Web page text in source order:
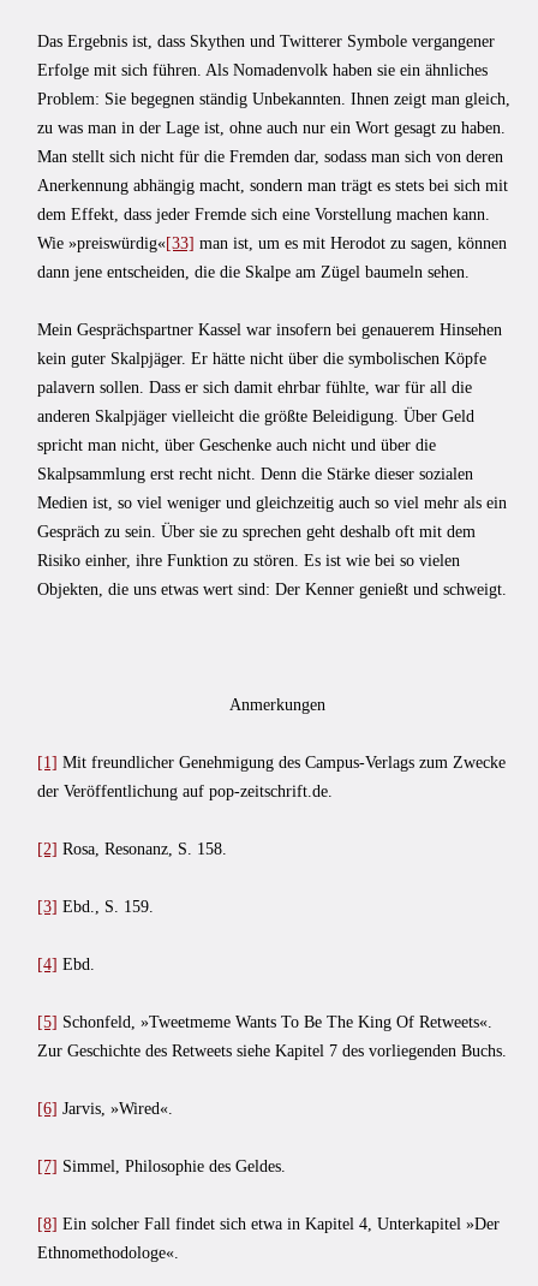
Das Ergebnis ist, dass Skythen und Twitterer Symbole vergangener
Erfolge mit sich führen. Als Nomadenvolk haben sie ein ähnliches
Problem: Sie begegnen ständig Unbekannten. Ihnen zeigt man gleich,
zu was man in der Lage ist, ohne auch nur ein Wort gesagt zu haben.
Man stellt sich nicht für die Fremden dar, sodass man sich von deren
Anerkennung abhängig macht, sondern man trägt es stets bei sich mit
dem Effekt, dass jeder Fremde sich eine Vorstellung machen kann.
Wie »preiswürdig«[33] man ist, um es mit Herodot zu sagen, können
dann jene entscheiden, die die Skalpe am Zügel baumeln sehen.
Mein Gesprächspartner Kassel war insofern bei genauerem Hinsehen
kein guter Skalpjäger. Er hätte nicht über die symbolischen Köpfe
palavern sollen. Dass er sich damit ehrbar fühlte, war für all die
anderen Skalpjäger vielleicht die größte Beleidigung. Über Geld
spricht man nicht, über Geschenke auch nicht und über die
Skalpsammlung erst recht nicht. Denn die Stärke dieser sozialen
Medien ist, so viel weniger und gleichzeitig auch so viel mehr als ein
Gespräch zu sein. Über sie zu sprechen geht deshalb oft mit dem
Risiko einher, ihre Funktion zu stören. Es ist wie bei so vielen
Objekten, die uns etwas wert sind: Der Kenner genießt und schweigt.
Anmerkungen
[1] Mit freundlicher Genehmigung des Campus-Verlags zum Zwecke
der Veröffentlichung auf pop-zeitschrift.de.
[2] Rosa, Resonanz, S. 158.
[3] Ebd., S. 159.
[4] Ebd.
[5] Schonfeld, »Tweetmeme Wants To Be The King Of Retweets«.
Zur Geschichte des Retweets siehe Kapitel 7 des vorliegenden Buchs.
[6] Jarvis, »Wired«.
[7] Simmel, Philosophie des Geldes.
[8] Ein solcher Fall findet sich etwa in Kapitel 4, Unterkapitel »Der
Ethnomethodologe«.